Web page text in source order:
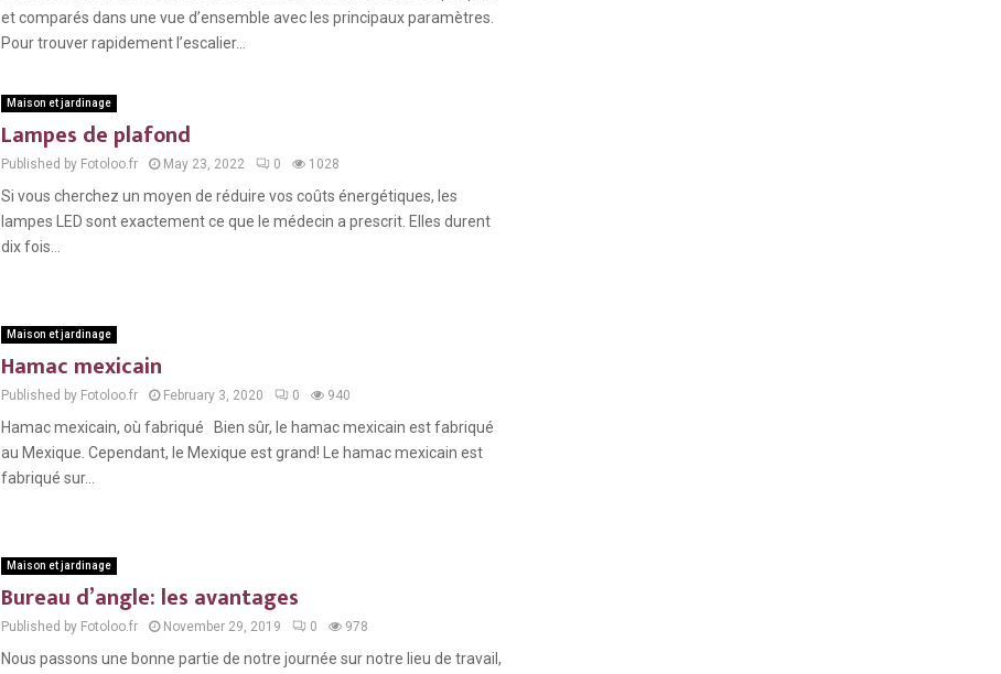
et comparés dans une vue d’ensemble avec les principaux paramètres.
Pour trouver rapidement l’escalier...
Maison et jardinage
Lampes de plafond
Published by Fotoloo.fr May 23, 2022 0 1028
Si vous cherchez un moyen de réduire vos coûts énergétiques, les
lampes LED sont exactement ce que le médecin a prescrit. Elles durent
dix fois...
Maison et jardinage
Hamac mexicain
Published by Fotoloo.fr February 3, 2020 0 940
Hamac mexicain, où fabriqué Bien sûr, le hamac mexicain est fabriqué
au Mexique. Cependant, le Mexique est grand! Le hamac mexicain est
fabriqué sur...
Maison et jardinage
Bureau d’angle: les avantages
Published by Fotoloo.fr November 29, 2019 0 978
Nous passons une bonne partie de notre journée sur notre lieu de travail,